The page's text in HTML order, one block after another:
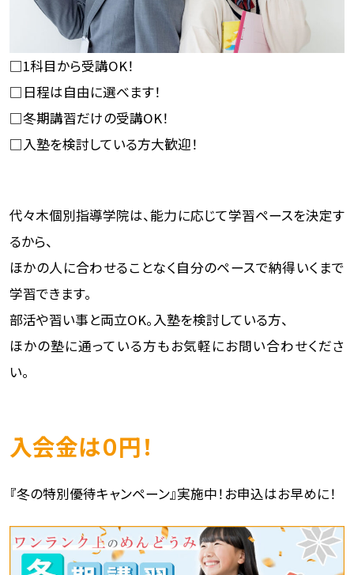
□1科目から受講OK！
□日程は自由に選べます！
□冬期講習だけの受講OK！
□入塾を検討している方大歓迎！
代々木個別指導学院は、能力に応じて学習ペースを決定す
るから、
ほかの人に合わせることなく自分のペースで納得いくまで
学習できます。
部活や習い事と両立OK。入塾を検討している方、
ほかの塾に通っている方もお気軽にお問い合わせくださ
い。
入会金は０円！
『冬の特別優待キャンペーン』実施中！お申込はお早めに！